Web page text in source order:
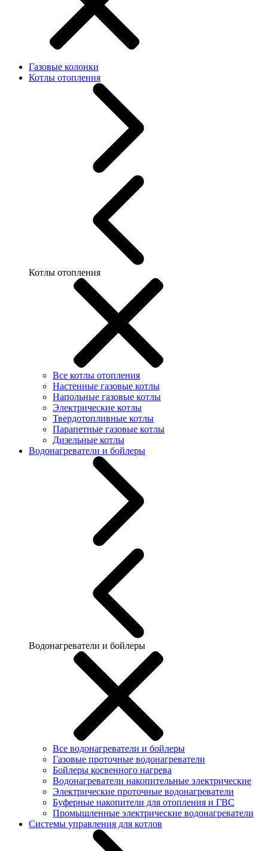
Газовые колонки
Котлы отопления
Котлы отопления
Все котлы отопления
Настенные газовые котлы
Напольные газовые котлы
Электрические котлы
Твердотопливные котлы
Парапетные газовые котлы
Дизельные котлы
Водонагреватели и бойлеры
Водонагреватели и бойлеры
Все водонагреватели и бойлеры
Газовые проточные водонагреватели
Бойлеры косвенного нагрева
Водонагреватели накопительные электрические
Электрические проточные водонагреватели
Буферные накопители для отопления и ГВС
Промышленные электрические водонагреватели
Системы управления для котлов